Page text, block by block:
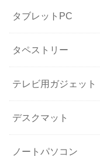
タブレットPC
タペストリー
テレビ用ガジェット
デスクマット
ノートパソコン